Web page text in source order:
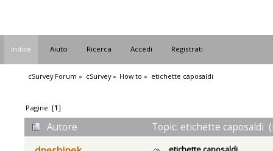
Indice Aiuto Ricerca Accedi Registrati
cSurvey Forum » cSurvey» How to » etichette caposaldi
Pagine: [1]
Autore
Topic: etichette caposaldi